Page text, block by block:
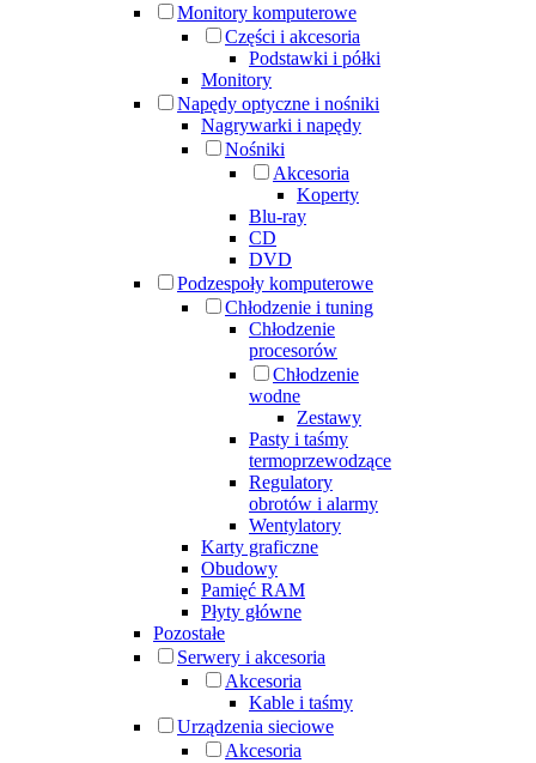
Monitory komputerowe
Części i akcesoria
Podstawki i półki
Monitory
Napędy optyczne i nośniki
Nagrywarki i napędy
Nośniki
Akcesoria
Koperty
Blu-ray
CD
DVD
Podzespoły komputerowe
Chłodzenie i tuning
Chłodzenie
procesorów
Chłodzenie
wodne
Zestawy
Pasty i taśmy
termoprzewodzące
Regulatory
obrotów i alarmy
Wentylatory
Karty graficzne
Obudowy
Pamięć RAM
Płyty główne
Pozostałe
Serwery i akcesoria
Akcesoria
Kable i taśmy
Urządzenia sieciowe
Akcesoria